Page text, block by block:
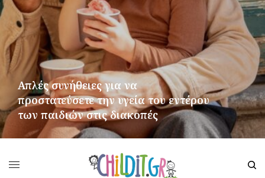
Απλές συνήθειες για να
προστατεύσετε την υγεία του εντέρου
των παιδιών στις διακοπές